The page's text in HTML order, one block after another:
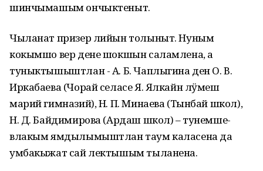
шинчымашым ончыктеныт.
Чыланат призер лийын толыныт. Нуным
кокымшо вер дене шокшын саламлена, а
туныктышыштлан - А. Б. Чаплыгина ден О. В.
Иркабаева (Чорай селасе Я. Ялкайн лӱмеш
марий гимназий), Н. П. Минаева (Тынбай школ),
Н. Д. Байдимирова (Ардаш школ) – тунемше-
влакым ямдылымыштлан таум каласена да
умбакыжат сай лектышым тыланена.